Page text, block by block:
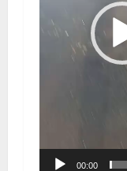
00:00